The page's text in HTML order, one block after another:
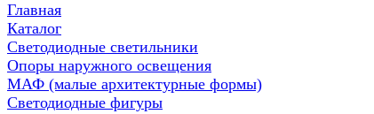
Главная
Каталог
Светодиодные светильники
Опоры наружного освещения
МАФ (малые архитектурные формы)
Светодиодные фигуры